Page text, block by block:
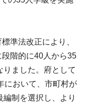
準法改正により、
階的に40人から35
りました。府として
において、市町村が
制を選択し、より